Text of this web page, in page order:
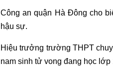
Công an quận Hà Đông cho
hậu sự.
Hiệu trưởng trường THPT
nam sinh tử vong đang học lớp